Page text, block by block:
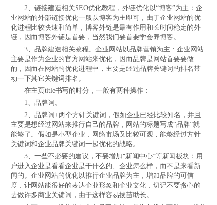
2、链接建造相关SEO优化教程，外链优化以“博客”为主：企
业网站的外部链接优化一般以博客为主即可，由于企业网站的优
化进程比较快速和简单，博客外链是最有作用和长时间稳定的外
链，因而博客外链是首要，当然我们要首要学会养博客。
3、品牌建造相关教程。企业网站以品牌营销为主：企业网站
主要是作为企业的官方网站来优化，因而品牌是网站首要要做
的，因而在网站的优化进程中，主要是经过品牌关键词的排名带
动一下其它关键词排名。
在主页title书写的时分，一般有两种操作：
1、品牌词。
2、品牌词+两个方针关键词，假如企业已经比较知名，并且
主要是想经过网站来推行自己的品牌，网站的标题写成“品牌”就
能够了。假如是小型企业，网络市场又比较可观，能够经过方针
关键词和企业品牌关键词一起优化的战略。
3、一些不必要的建议，不要增加“新闻中心”等新闻板块：用
户进入企业是看看企业是干什么的、企业怎么样，而不是来看新
闻的。企业网站的优化以推行企业品牌为主，增加品牌的可信
度，让网站能很好的表达企业形象和企业文化，切记不要贪心的
去做许多商业关键词，由于这样容易拔苗助长。